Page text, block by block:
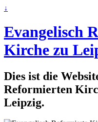
↓
Evangelisch
Kirche zu
Dies ist die
Reformierten
Leipzig.